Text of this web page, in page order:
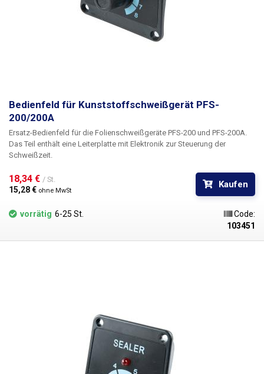
Bedienfeld für Kunststoffschweißgerät PFS-
200/200A
Ersatz-Bedienfeld für die Folienschweißgeräte PFS-200 und PFS-200A.
Das Teil enthält eine Leiterplatte mit Elektronik zur Steuerung der
Schweißzeit.
18,34 € / St.
15,28 € ohne MwSt
Kaufen
vorrätig 6-25 St.
Code:
103451